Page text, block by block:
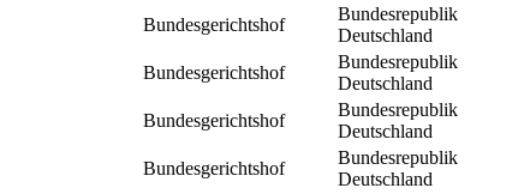
Bundesgerichtshof
Bundesrepublik
Deutschland
Bundesgerichtshof
Bundesrepublik
Deutschland
Bundesgerichtshof
Bundesrepublik
Deutschland
Bundesgerichtshof
Bundesrepublik
Deutschland